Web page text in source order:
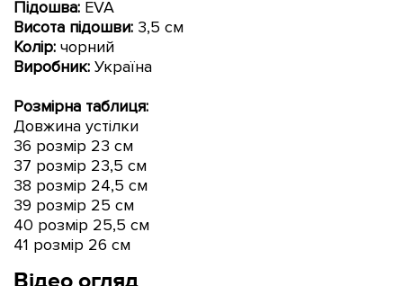
Підошва: EVA
Висота підошви: 3,5 см
Колір: чорний
Виробник: Україна
Розмірна таблиця:
Довжина устілки
36 розмір 23 см
37 розмір 23,5 см
38 розмір 24,5 см
39 розмір 25 см
40 розмір 25,5 см
41 розмір 26 см